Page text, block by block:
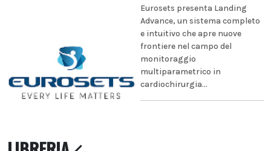
Eurosets presenta Landing
Advance, un sistema completo
e intuitivo che apre nuove
frontiere nel campo del
monitoraggio
multiparametrico in
cardiochirurgia...